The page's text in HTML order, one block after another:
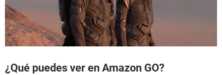
¿Qué puedes ver en Amazon GO?